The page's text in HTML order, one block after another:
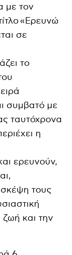
με τον
«Ερευνώ
σε
το
συμβατό με
ταυτόχρονα
η
ερευνούν,
τους
και την